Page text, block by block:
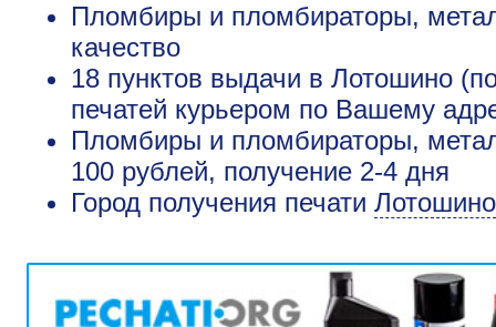
Пломбиры и пломбираторы,
качество
18 пунктов выдачи в Лотошино
печатей курьером по Вашему
Пломбиры и пломбираторы,
100 рублей, получение 2-4 дня
Город получения печати Лотошино